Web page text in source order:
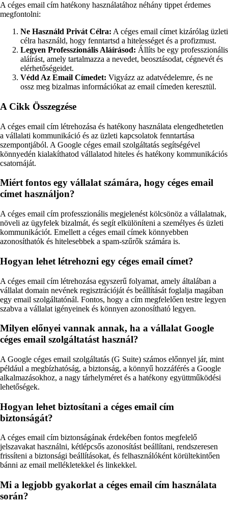
A céges email cím hatékony használatához néhány tippet érdemes
megfontolni:
Ne Használd Privát Célra: A céges email címet kizárólag üzleti
célra használd, hogy fenntartsd a hitelességet és a profizmust.
Legyen Professzionális Aláírásod: Állíts be egy professzionális
aláírást, amely tartalmazza a nevedet, beosztásodat, cégnevét és
elérhetőségeidet.
Védd Az Email Címedet: Vigyázz az adatvédelemre, és ne
ossz meg bizalmas információkat az email címeden keresztül.
A Cikk Összegzése
A céges email cím létrehozása és hatékony használata elengedhetetlen
a vállalati kommunikáció és az üzleti kapcsolatok fenntartása
szempontjából. A Google céges email szolgáltatás segítségével
könnyedén kialakíthatod vállalatod hiteles és hatékony kommunikációs
csatornáját.
Miért fontos egy vállalat számára, hogy céges email
címet használjon?
A céges email cím professzionális megjelenést kölcsönöz a vállalatnak,
növeli az ügyfelek bizalmát, és segít elkülöníteni a személyes és üzleti
kommunikációt. Emellett a céges email címek könnyebben
azonosíthatók és hitelesebbek a spam-szűrők számára is.
Hogyan lehet létrehozni egy céges email címet?
A céges email cím létrehozása egyszerű folyamat, amely általában a
vállalat domain nevének regisztrációját és beállítását foglalja magában
egy email szolgáltatónál. Fontos, hogy a cím megfelelően testre legyen
szabva a vállalat igényeinek és könnyen azonosítható legyen.
Milyen előnyei vannak annak, ha a vállalat Google
céges email szolgáltatást használ?
A Google céges email szolgáltatás (G Suite) számos előnnyel jár, mint
például a megbízhatóság, a biztonság, a könnyű hozzáférés a Google
alkalmazásokhoz, a nagy tárhelyméret és a hatékony együttműködési
lehetőségek.
Hogyan lehet biztosítani a céges email cím
biztonságát?
A céges email cím biztonságának érdekében fontos megfelelő
jelszavakat használni, kétlépcsős azonosítást beállítani, rendszeresen
frissíteni a biztonsági beállításokat, és felhasználóként körültekintően
bánni az email mellékletekkel és linkekkel.
Mi a legjobb gyakorlat a céges email cím használata
során?